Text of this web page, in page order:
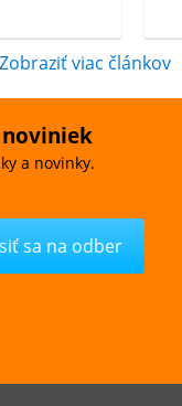
Zobraziť viac článkov
a novinky.